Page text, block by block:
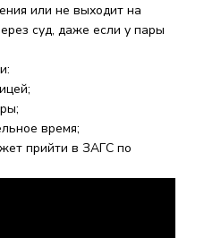
или не выходит на
суд, даже если у пары
время;
прийти в ЗАГС по